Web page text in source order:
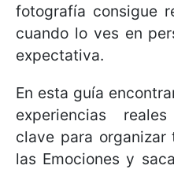
fotografía consigue
cuando lo ves en
expectativa.
En esta guía
experiencias
clave para
las Emociones y